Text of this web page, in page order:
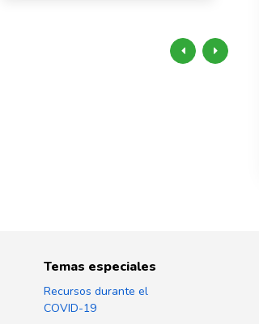
Temas especiales
Recursos durante el
COVID-19